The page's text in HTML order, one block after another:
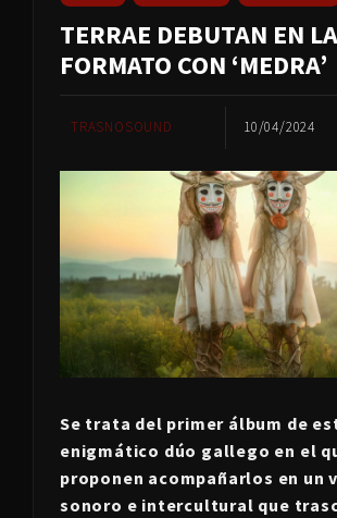
TERRAE DEBUTAN EN
FORMATO CON ‘MEDRA’
TRASNOSOUND 10/04/2024
Se trata del primer álbum de
enigmático dúo gallego en el
proponen acompañarlos en un
sonoro e intercultural que